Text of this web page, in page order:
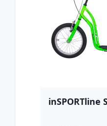
inSPORTline